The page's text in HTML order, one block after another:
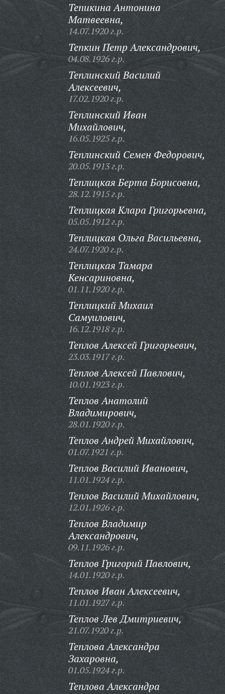
Тепикина Антонина
Матвеевна,
14.07.1920 г.р.
Тепкин Петр Александрович,
04.08.1926 г.р.
Теплинский Василий
Алексеевич,
17.02.1920 г.р.
Теплинский Иван
Михайлович,
16.05.1925 г.р.
Теплинский Семен Федорович,
20.05.1913 г.р.
Теплицкая Берта Борисовна,
28.12.1915 г.р.
Теплицкая Клара Григорьевна,
05.05.1912 г.р.
Теплицкая Ольга Васильевна,
24.07.1920 г.р.
Теплицкая Тамара
Кенсариновна,
01.11.1920 г.р.
Теплицкий Михаил
Самуилович,
16.12.1918 г.р.
Теплов Алексей Григорьевич,
23.03.1917 г.р.
Теплов Алексей Павлович,
10.01.1923 г.р.
Теплов Анатолий
Владимирович,
28.01.1920 г.р.
Теплов Андрей Михайлович,
01.07.1921 г.р.
Теплов Василий Иванович,
11.01.1924 г.р.
Теплов Василий Михайлович,
12.01.1926 г.р.
Теплов Владимир
Александрович,
09.11.1926 г.р.
Теплов Григорий Павлович,
14.01.1920 г.р.
Теплов Иван Алексеевич,
11.01.1927 г.р.
Теплов Лев Дмитриевич,
21.07.1920 г.р.
Теплова Александра
Захаровна,
01.05.1924 г.р.
Теплова Александра